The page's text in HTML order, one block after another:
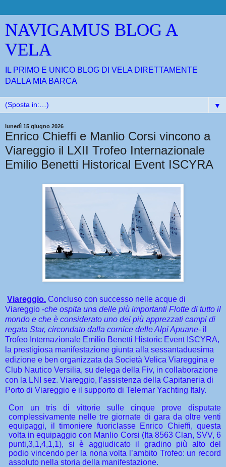
NAVIGAMUS BLOG A
VELA
IL PRIMO E UNICO BLOG DI VELA DIRETTAMENTE
DALLA MIA BARCA
▼
lunedì 15 giugno 2026
Enrico Chieffi e Manlio Corsi vincono a
Viareggio il LXII Trofeo Internazionale
Emilio Benetti Historical Event ISCYRA
Viareggio. Concluso con successo nelle acque di
Viareggio -che ospita una delle più importanti Flotte di tutto il
mondo e che è considerato uno dei più apprezzati campi di
regata Star, circondato dalla cornice delle Alpi Apuane- il
Trofeo Internazionale Emilio Benetti Historic Event ISCYRA,
la prestigiosa manifestazione giunta alla sessantaduesima
edizione e ben organizzata da Società Velica Viareggina e
Club Nautico Versilia, su delega della Fiv, in collaborazione
con la LNI sez. Viareggio, l’assistenza della Capitaneria di
Porto di Viareggio e il supporto di Telemar Yachting Italy.
Con un tris di vittorie sulle cinque prove disputate
complessivamente nelle tre giornate di gara da oltre venti
equipaggi, il timoniere fuoriclasse Enrico Chieffi, questa
volta in equipaggio con Manlio Corsi (Ita 8563 Clan, SVV, 6
punti,3,1,4,1,1), si è aggiudicato il gradino più alto del
podio vincendo per la nona volta l’ambito Trofeo: un record
assoluto nella storia della manifestazione.